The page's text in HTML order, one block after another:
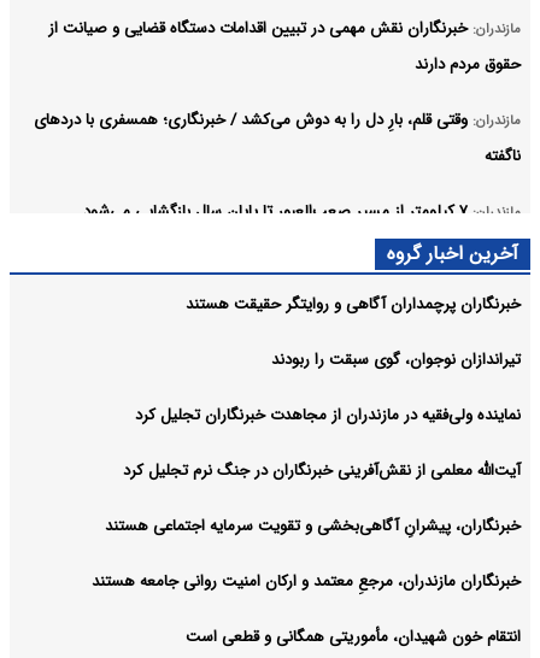
مازندران: خبرنگاران نقش مهمی در تبیین اقدامات دستگاه قضایی و صیانت از
حقوق مردم دارند
مازندران: وقتی قلم، بارِ دل را به دوش می‌کشد / خبرنگاری؛ همسفری با دردهای
ناگفته
مازندران: ۷ کیلومتر از مسیر صعب‌العبور تا پایان سال بازگشایی می‌شود
آخرین اخبار گروه
خبرنگاران پرچمداران آگاهی و روایتگر حقیقت هستند
تیراندازان نوجوان، گوی سبقت را ربودند
نماینده ولی‌فقیه در مازندران از مجاهدت خبرنگاران تجلیل کرد
آیت‌الله معلمی از نقش‌آفرینی خبرنگاران در جنگ نرم تجلیل کرد
خبرنگاران، پیشرانِ آگاهی‌بخشی و تقویت سرمایه اجتماعی هستند
خبرنگاران مازندران، مرجعِ معتمد و ارکان امنیت روانی جامعه هستند
انتقام خون شهیدان، مأموریتی همگانی و قطعی است